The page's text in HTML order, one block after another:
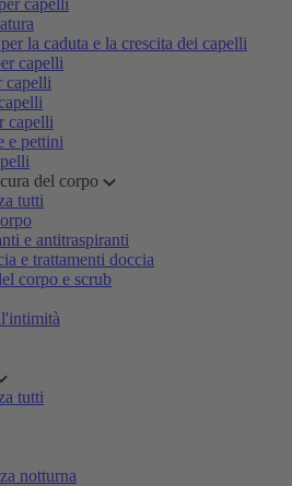
capelli
la caduta e la crescita dei capelli
capelli
capelli
capelli
e pettini
del corpo
tutti
e antitraspiranti
e trattamenti doccia
corpo e scrub
tutti
notturna